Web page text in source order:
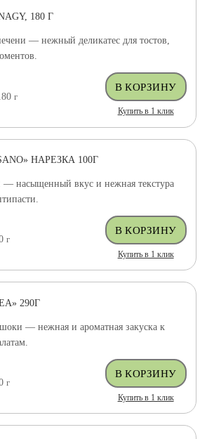
180 Г
— нежный деликатес для тостов,
г
Купить в 1 клик
НАРЕЗКА 100Г
— насыщенный вкус и нежная текстура
г
Купить в 1 клик
290Г
— нежная и ароматная закуска к
г
Купить в 1 клик